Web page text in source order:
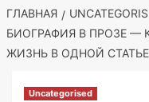
ГЛАВНАЯ
БИОГРАФИЯ В ПРОЗЕ —
ЖИЗНЬ В ОДНОЙ СТАТЬЕ
Uncategorised